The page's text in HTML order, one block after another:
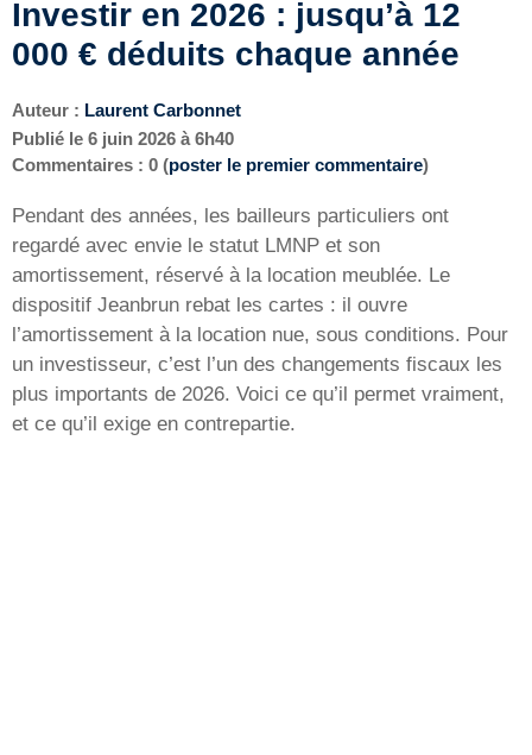
Investir en 2026 : jusqu’à 12
000 € déduits chaque année
Auteur : Laurent Carbonnet
Publié le 6 juin 2026 à 6h40
Commentaires : 0 (poster le premier commentaire)
Pendant des années, les bailleurs particuliers ont
regardé avec envie le statut LMNP et son
amortissement, réservé à la location meublée. Le
dispositif Jeanbrun rebat les cartes : il ouvre
l’amortissement à la location nue, sous conditions. Pour
un investisseur, c’est l’un des changements fiscaux les
plus importants de 2026. Voici ce qu’il permet vraiment,
et ce qu’il exige en contrepartie.